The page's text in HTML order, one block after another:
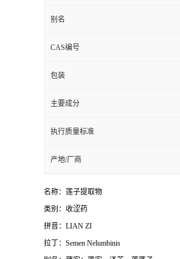
别名
CAS编号
包装
主要成分
执行质量标准
产地/厂商
名称：莲子提取物
类别：收涩药
拼音：LIAN ZI
拉丁： Semen Nelumbinis